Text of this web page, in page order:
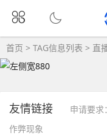
首页 > TAG信息列表 > 直
友情链接
申请要求
作弊现象